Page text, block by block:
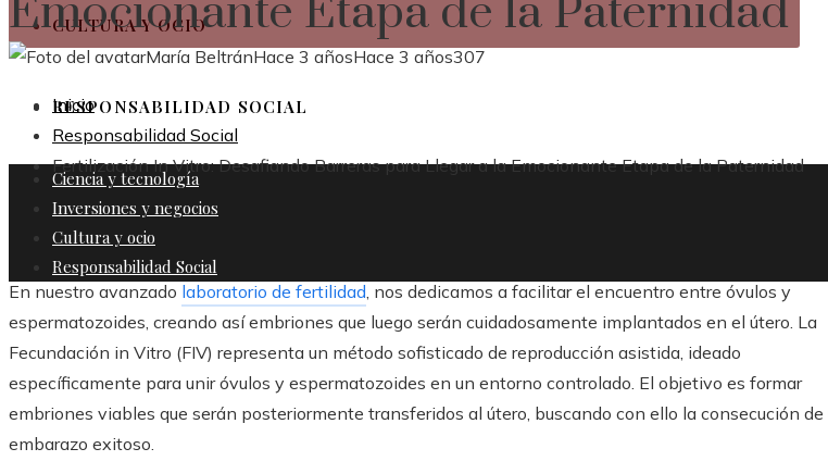
CULTURA Y OCIO
RESPONSABILIDAD SOCIAL
Ciencia y tecnología
Inversiones y negocios
Cultura y ocio
Responsabilidad Social
Emocionante Etapa de la Paternidad
María BeltránHace 3 añosHace 3 años307
Inicio
Responsabilidad Social
Fertilización In Vitro: Desafiando Barreras para Llegar a la Emocionante Etapa de la Paternidad
En nuestro avanzado laboratorio de fertilidad, nos dedicamos a facilitar el encuentro entre óvulos y
espermatozoides, creando así embriones que luego serán cuidadosamente implantados en el útero. La
Fecundación in Vitro (FIV) representa un método sofisticado de reproducción asistida, ideado
específicamente para unir óvulos y espermatozoides en un entorno controlado. El objetivo es formar
embriones viables que serán posteriormente transferidos al útero, buscando con ello la consecución de
embarazo exitoso.